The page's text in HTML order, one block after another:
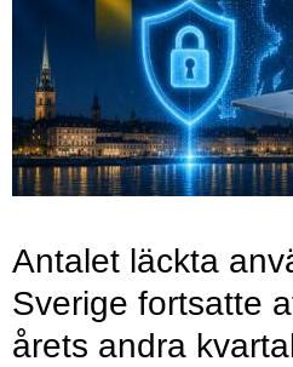
Antalet läckta
Sverige fortsatte
årets andra